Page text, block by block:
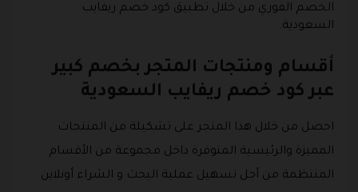
الخصم الفوري من خلال تطبيق كود خصم ريفايب
السعودية.
أقسام ومنتجات المتجر بخصم كبير
عبر كود خصم ريفايب السعودية
احصل من خلال هذا المتجر على تشكيلة من المنتجات
المميزة والرئيسية المتوفرة داخل مجموعة من الأقسام
المنتظمة من أجل تسهيل عملية البحث و الشراء أونلاين